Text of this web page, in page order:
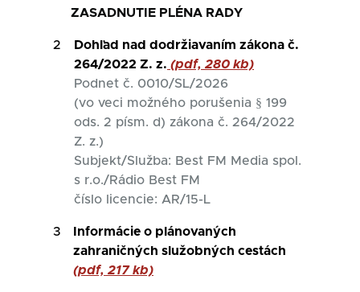
ZASADNUTIE PLÉNA RADY
2
Dohľad nad dodržiavaním zákona č.
264/2022 Z. z. (pdf, 280 kb)
Podnet č. 0010/SL/2026
(vo veci možného porušenia § 199
ods. 2 písm. d) zákona č. 264/2022
Z. z.)
Subjekt/Služba: Best FM Media spol.
s r.o./Rádio Best FM
číslo licencie: AR/15-L
3
Informácie o plánovaných
zahraničných služobných cestách
(pdf, 217 kb)